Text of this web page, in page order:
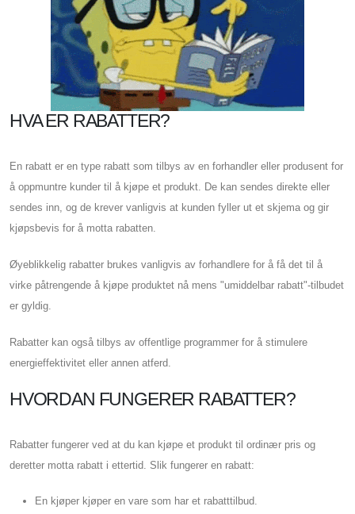
HVA ER RABATTER?
En rabatt er en type rabatt som tilbys av en forhandler eller produsent for
å oppmuntre kunder til å kjøpe et produkt. De kan sendes direkte eller
sendes inn, og de krever vanligvis at kunden fyller ut et skjema og gir
kjøpsbevis for å motta rabatten.
Øyeblikkelig rabatter brukes vanligvis av forhandlere for å få det til å
virke påtrengende å kjøpe produktet nå mens "umiddelbar rabatt"-tilbudet
er gyldig.
Rabatter kan også tilbys av offentlige programmer for å stimulere
energieffektivitet eller annen atferd.
HVORDAN FUNGERER RABATTER?
Rabatter fungerer ved at du kan kjøpe et produkt til ordinær pris og
deretter motta rabatt i ettertid. Slik fungerer en rabatt:
En kjøper kjøper en vare som har et rabatttilbud.